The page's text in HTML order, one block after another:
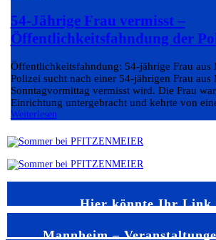
54-Jährige Frau vermisst –
Öffentlichkeitsfahndung der
Öffentlichkeitsfahndung: 54-jährige Frau aus
Polizei sucht nach einer 54-jährigen Frau aus
Sonntagvormittag vermisst wird. Die Frau
Einrichtung untergebracht und kehrte von
Weiterlesen
Hier könnte Ihr Link
Mannheim –